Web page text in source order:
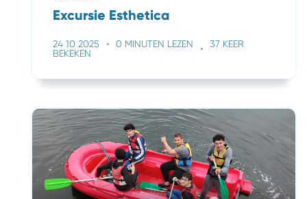
Excursie Esthetica
24 10 2025 0 MINUTEN LEZEN
37 KEER
BEKEKEN